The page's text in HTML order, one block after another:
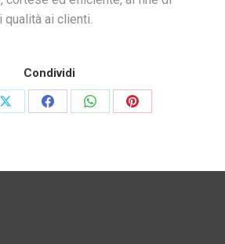
ai clienti.
Condividi
Share
Share
Share
Share